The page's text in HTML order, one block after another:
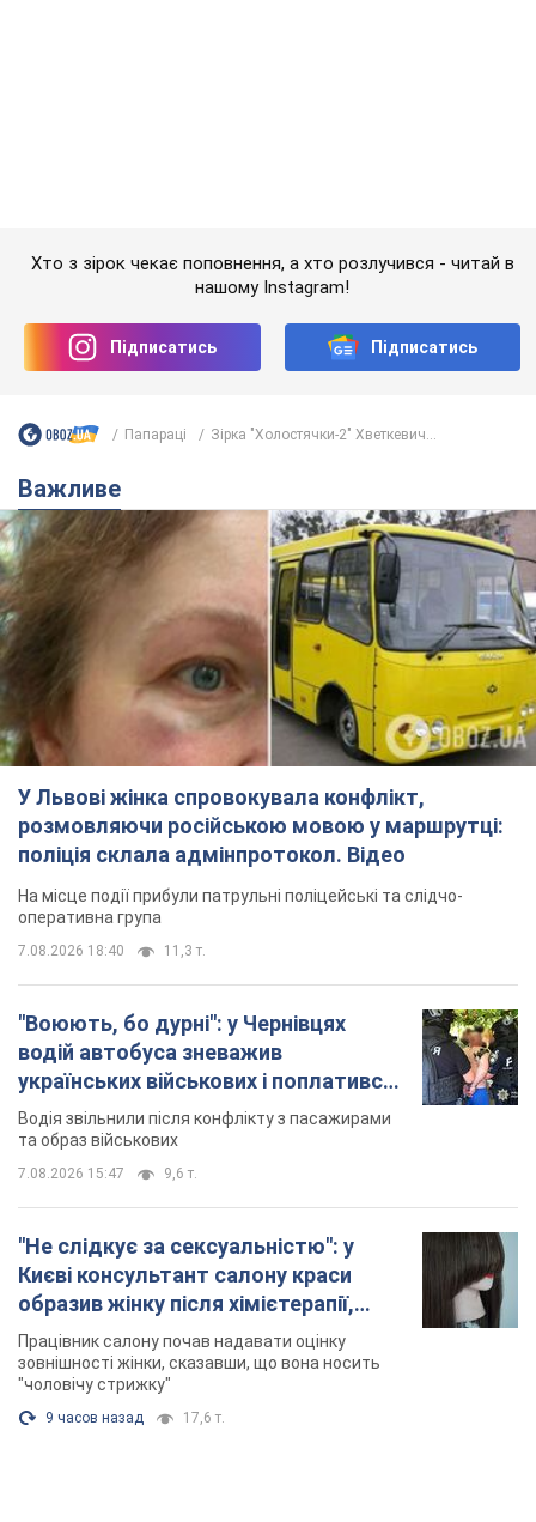
розмовляючи російською мовою у маршрутці:
поліція склала адмінпротокол. Відео
На місце події прибули патрульні поліцейські та слідчо-
оперативна група
7.08.2026 18:40 11,3 т.
"Воюють, бо дурні": у Чернівцях
водій автобуса зневажив
українських військових і поплатився.
Відео
Водія звільнили після конфлікту з пасажирами
та образ військових
7.08.2026 15:47 9,6 т.
"Не слідкує за сексуальністю": у
Києві консультант салону краси
зовнішності жінки, сказавши, що вона носить
"чоловічу стрижку"
9 часов назад 17,6 т.